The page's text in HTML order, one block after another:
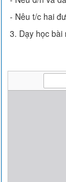
- Nêu t/c hai
3. Dạy học bài